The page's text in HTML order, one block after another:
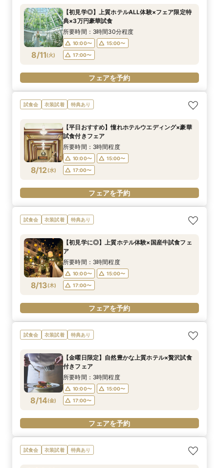
8/11(火)
【初見学◎】上質ホテルALL体験×フェア限定特
典×3万円豪華試食
所要時間：3時間30分程度
10:00〜
15:00〜
17:00〜
フェアを予約
試食会 衣装試着 特典あり
8/12(水)
【平日おすすめ】憧れホテルウエディング×豪華
試食付きフェア
所要時間：3時間程度
10:00〜
15:00〜
17:00〜
フェアを予約
試食会 衣装試着 特典あり
8/13(木)
【初見学に◎】上質ホテル体験×国産牛試食フェ
ア
所要時間：3時間程度
10:00〜
15:00〜
17:00〜
フェアを予約
試食会 衣装試着 特典あり
8/14(金)
【金曜日限定】自然豊かな上質ホテル×贅沢試食
付きフェア
所要時間：3時間程度
10:00〜
15:00〜
17:00〜
フェアを予約
試食会 衣装試着 特典あり